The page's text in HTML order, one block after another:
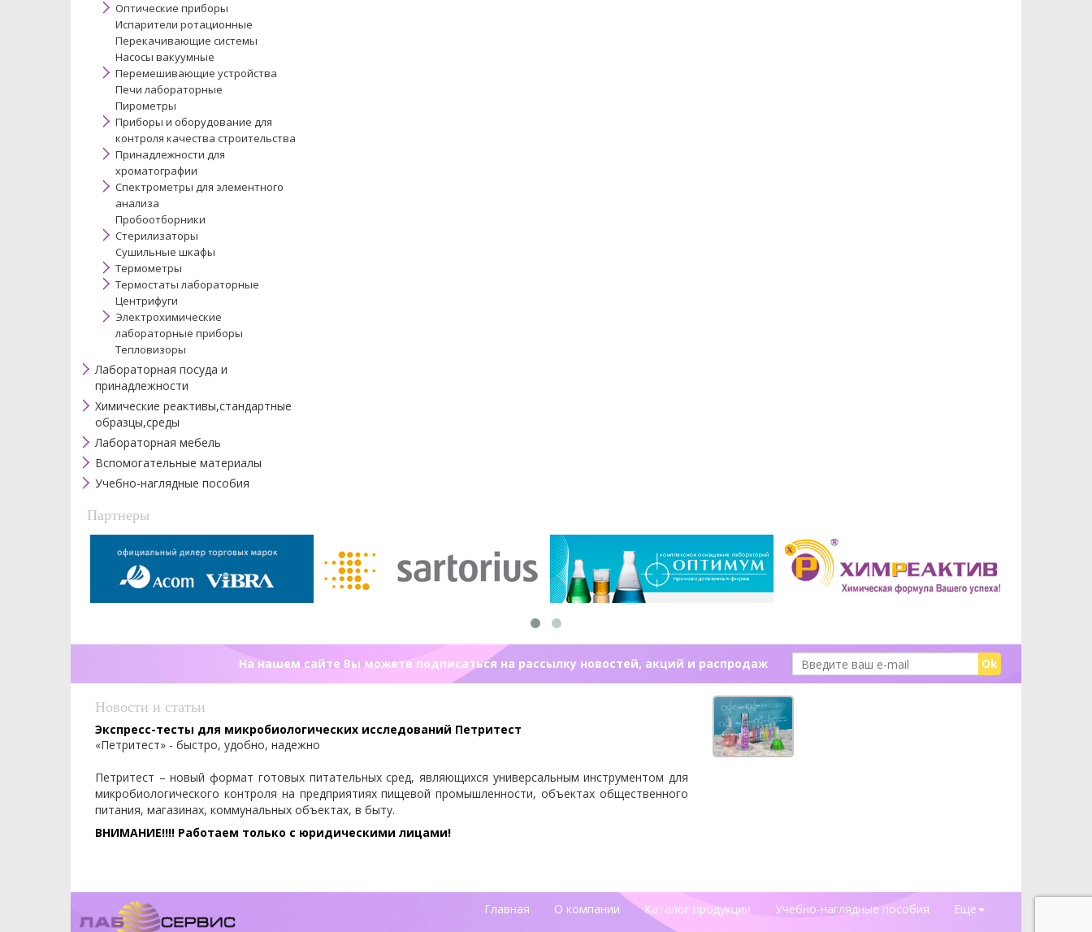
Оптические приборы
Испарители ротационные
Перекачивающие системы
Насосы вакуумные
Перемешивающие устройства
Печи лабораторные
Пирометры
Приборы и оборудование для
контроля качества строительства
Принадлежности для
хроматографии
Спектрометры для элементного
анализа
Пробоотборники
Стерилизаторы
Сушильные шкафы
Термометры
Термостаты лабораторные
Центрифуги
Электрохимические
лабораторные приборы
Тепловизоры
Лабораторная посуда и
принадлежности
Химические реактивы,стандартные
образцы,среды
Лабораторная мебель
Вспомогательные материалы
Учебно-наглядные пособия
Партнеры
На нашем сайте Вы можете подписаться на рассылку новостей, акций и распродаж Ok
Новости и статьи
Экспресс-тесты для микробиологических исследований Петритест
«Петритест» - быстро, удобно, надежно
Петритест – новый формат готовых питательных сред, являющихся универсальным инструментом для
микробиологического контроля на предприятиях пищевой промышленности, объектах общественного
питания, магазинах, коммунальных объектах, в быту.
ВНИМАНИЕ!!!! Работаем только с юридическими лицами!
Главная О компании Каталог продукции Учебно-наглядные пособия Еще